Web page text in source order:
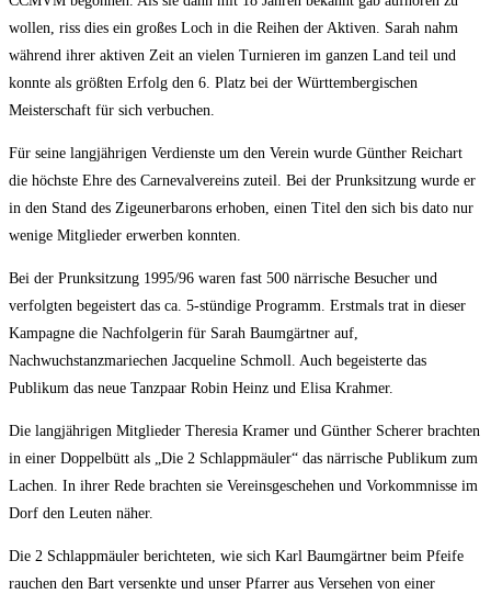
wollen, riss dies ein großes Loch in die Reihen der Aktiven. Sarah nahm
während ihrer aktiven Zeit an vielen Turnieren im ganzen Land teil und
konnte als größten Erfolg den 6. Platz bei der Württembergischen
Meisterschaft für sich verbuchen.
Für seine langjährigen Verdienste um den Verein wurde Günther Reichart
die höchste Ehre des Carnevalvereins zuteil. Bei der Prunksitzung wurde er
in den Stand des Zigeunerbarons erhoben, einen Titel den sich bis dato nur
wenige Mitglieder erwerben konnten.
Bei der Prunksitzung 1995/96 waren fast 500 närrische Besucher und
verfolgten begeistert das ca. 5-stündige Programm. Erstmals trat in dieser
Kampagne die Nachfolgerin für Sarah Baumgärtner auf,
Nachwuchstanzmariechen Jacqueline Schmoll. Auch begeisterte das
Publikum das neue Tanzpaar Robin Heinz und Elisa Krahmer.
Die langjährigen Mitglieder Theresia Kramer und Günther Scherer brachten
in einer Doppelbütt als „Die 2 Schlappmäuler“ das närrische Publikum zum
Lachen. In ihrer Rede brachten sie Vereinsgeschehen und Vorkommnisse im
Dorf den Leuten näher.
Die 2 Schlappmäuler berichteten, wie sich Karl Baumgärtner beim Pfeife
rauchen den Bart versenkte und unser Pfarrer aus Versehen von einer